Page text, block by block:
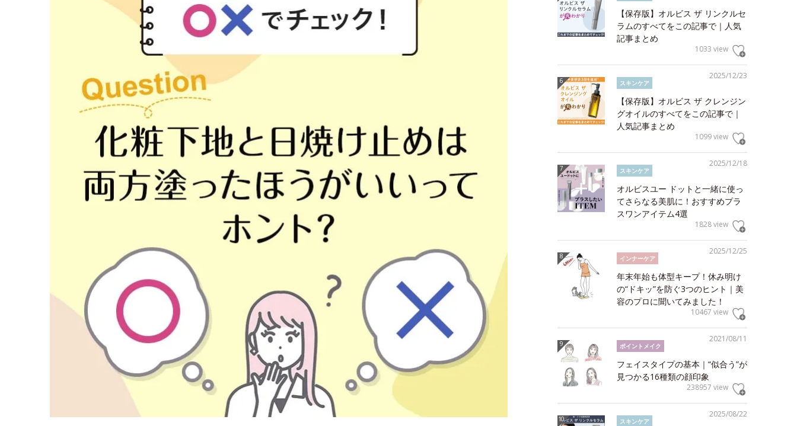
【保存版】オルビス ザ リンクルセ
ラムのすべてをこの記事で｜人気
記事まとめ
1033 view
2025/12/23
スキンケア
【保存版】オルビス ザ クレンジン
グオイルのすべてをこの記事で｜
人気記事まとめ
1099 view
2025/12/18
スキンケア
オルビスユー ドットと一緒に使っ
てさらなる美肌に！おすすめプラ
スワンアイテム4選
1828 view
2025/12/25
インナーケア
年末年始も体型キープ！休み明け
の“ドキッ”を防ぐ3つのヒント｜美
容のプロに聞いてみました！
10467 view
2021/08/11
ポイントメイク
フェイスタイプの基本｜“似合う”が
見つかる16種類の顔印象
238957 view
2025/08/22
スキンケア